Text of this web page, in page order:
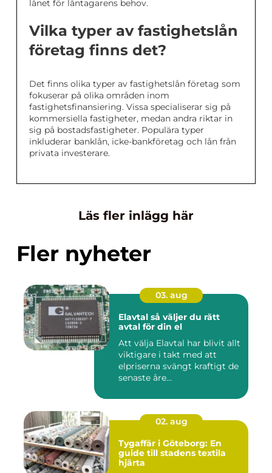
lånet för låntagarens behov.
Vilka typer av fastighetslån
företag finns det?
Det finns olika typer av fastighetslån företag som
fokuserar på olika områden inom
fastighetsfinansiering. Vissa specialiserar sig på
kommersiella fastigheter, medan andra riktar in
sig på bostadsfastigheter. Populära typer
inkluderar banklån, icke-bankföretag och lån från
privata investerare.
Läs fler inlägg här
Fler nyheter
03. aug
Elavtal så väljer du rätt
avtal för din el
Att välja Elavtal har blivit allt
viktigare i takt med att
elpriserna svängt kraftigt de
senaste åre...
02. aug
Tygaffär i Göteborg: En
guide till stadens textila
hjärta